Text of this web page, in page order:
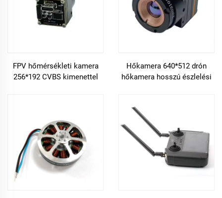
FPV hőmérsékleti kamera
256*192 CVBS kimenettel
Hőkamera 640*512 drón
hőkamera hosszú észlelési
RC versenyszámítógép